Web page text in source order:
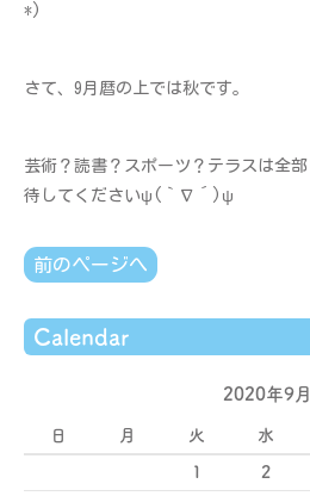
*)
さて、9月暦の上では秋です。
芸術？読書？スポーツ？テラスは
待してくださいψ(｀∇´)ψ
前のページへ
Calendar
2020年9月
日 月 火 水
1 2